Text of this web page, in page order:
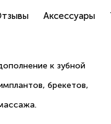
Аксессуары
к зубной
брекетов,